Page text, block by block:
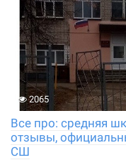
2065
Все про: средняя
отзывы,
СШ